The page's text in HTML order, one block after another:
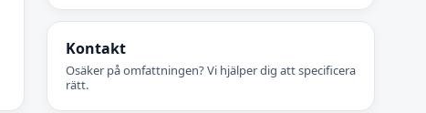
Kontakt
Osäker på omfattningen? Vi hjälper dig att specificera
rätt.